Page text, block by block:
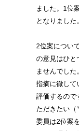
ました。1位
となりました。
2位案につい
の意見はひと
ませんでし
指摘に徹して
評価するので
ただきたい
委員は2位案